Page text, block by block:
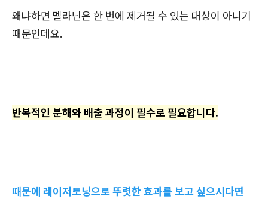
왜냐하면 멜라닌은 한 번에 제거될 수 있는 대상이 아니기
때문인데요.
반복적인 분해와 배출 과정이 필수로 필요합니다.
때문에 레이저토닝으로 뚜렷한 효과를 보고 싶으시다면